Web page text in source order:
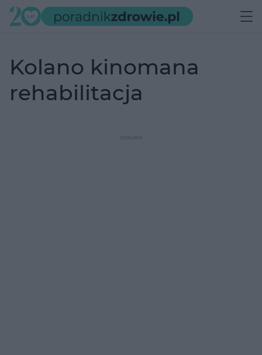
kolano kinomana
rehabilitacja